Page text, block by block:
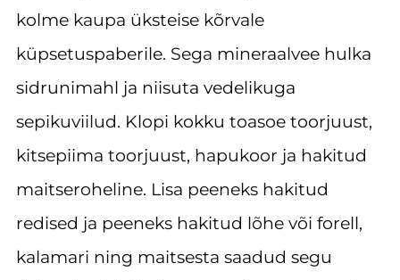
kolme kaupa üksteise kõrvale
küpsetuspaberile. Sega mineraalvee hulka
sidrunimahl ja niisuta vedelikuga
sepikuviilud. Klopi kokku toasoe toorjuust,
kitsepiima toorjuust, hapukoor ja hakitud
maitseroheline. Lisa peeneks hakitud
redised ja peeneks hakitud lõhe või forell,
kalamari ning maitsesta saadud segu